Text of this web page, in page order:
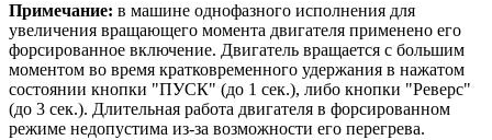
Примечание: в машине однофазного исполнения для
увеличения вращающего момента двигателя применено его
форсированное включение. Двигатель вращается с большим
моментом во время кратковременного удержания в нажатом
состоянии кнопки "ПУСК" (до 1 сек.), либо кнопки "Реверс"
(до 3 сек.). Длительная работа двигателя в форсированном
режиме недопустима из-за возможности его перегрева.